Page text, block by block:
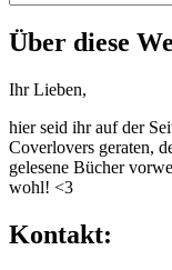
nach:
Über diese
Ihr Lieben,
hier seid ihr auf der
Coverlovers geraten,
gelesene Bücher
wohl! <3
Kontakt: